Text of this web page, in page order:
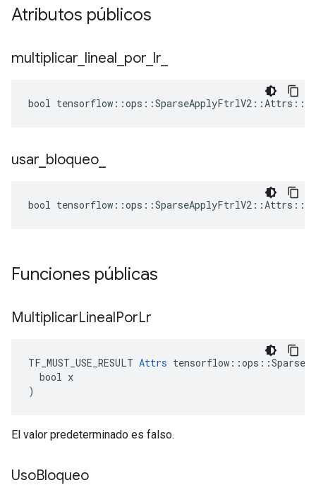
Atributos públicos
multiplicar lineal por lr
bool
usar bloqueo
bool
Funciones públicas
MultiplicarLinealPorLr
TF_MUST_USE_RESULT Attrs
  bool x
)
El valor predeterminado es falso.
UsoBloqueo